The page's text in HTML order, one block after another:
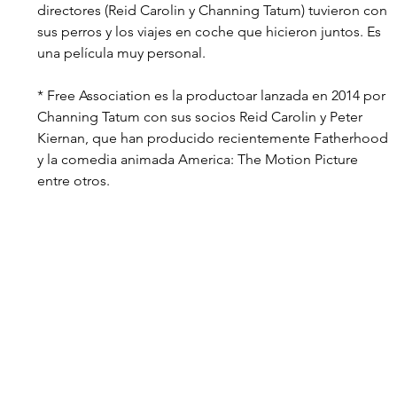
directores (Reid Carolin y Channing Tatum) tuvieron con
sus perros y los viajes en coche que hicieron juntos. Es
una película muy personal.
* Free Association es la productoar lanzada en 2014 por
Channing Tatum con sus socios Reid Carolin y Peter
Kiernan, que han producido recientemente Fatherhood
y la comedia animada America: The Motion Picture
entre otros.